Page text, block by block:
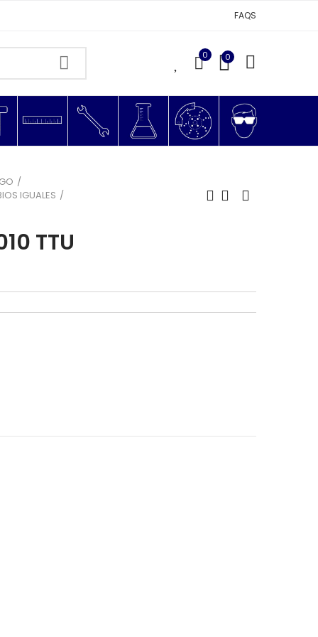
FAQS
0 0
IGUALES
TTU